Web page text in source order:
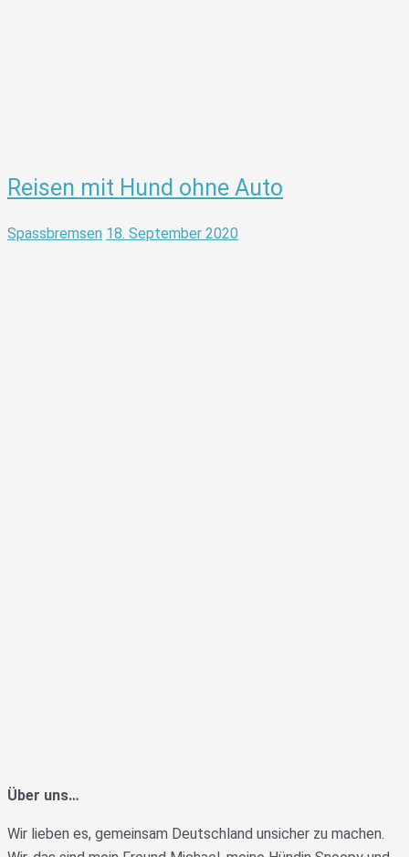
Reisen mit Hund ohne Auto
Spassbremsen 18. September 2020
Über uns…
Wir lieben es, gemeinsam Deutschland unsicher zu machen.